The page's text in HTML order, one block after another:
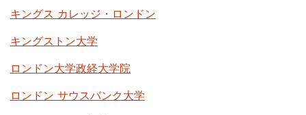
キングス カレッジ・ロンドン
キングストン大学
ロンドン大学政経大学院
ロンドン サウスバンク大学